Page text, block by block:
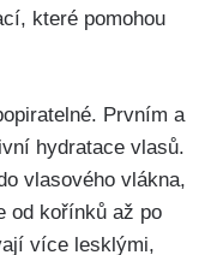
které pomohou
Prvním a
⁢hydratace⁣ vlasů.
⁤vlasového vlákna,
od kořínků až po
více lesklými,